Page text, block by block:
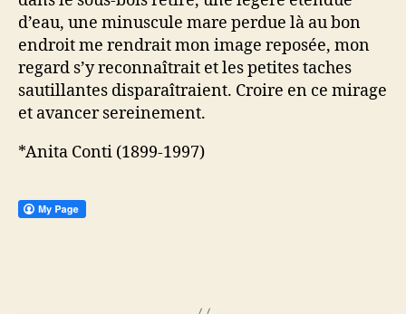
d’eau, une minuscule mare perdue là au bon
endroit me rendrait mon image reposée, mon
regard s’y reconnaîtrait et les petites taches
sautillantes disparaîtraient. Croire en ce mirage
et avancer sereinement.
*Anita Conti (1899-1997)